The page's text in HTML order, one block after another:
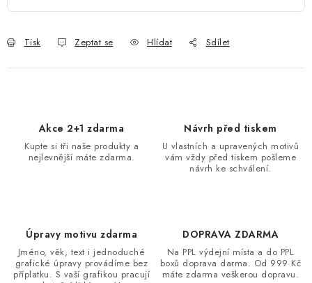
Tisk Zeptat se Hlídat Sdílet
Akce 2+1 zdarma
Kupte si tři naše produkty a
nejlevnější máte zdarma.
Návrh před tiskem
U vlastních a upravených motivů
vám vždy před tiskem pošleme
návrh ke schválení.
Úpravy motivu zdarma
Jméno, věk, text i jednoduché
grafické úpravy provádíme bez
příplatku. S vaší grafikou pracují
DOPRAVA ZDARMA
Na PPL výdejní místa a do PPL
boxů doprava darma. Od 999 Kč
máte zdarma veškerou dopravu.